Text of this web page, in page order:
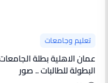
تعليم وجامعات
عمان الاهلية بطلة
البطولة للطالبات .. صور